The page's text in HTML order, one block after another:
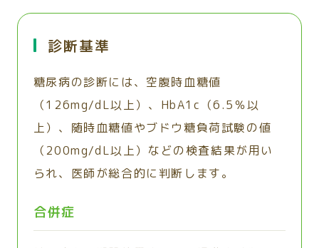
診断基準
糖尿病の診断には、空腹時血糖値
（126mg/dL以上）、HbA1c（6.5％以
上）、随時血糖値やブドウ糖負荷試験の値
（200mg/dL以上）などの検査結果が用い
られ、医師が総合的に判断します。
合併症